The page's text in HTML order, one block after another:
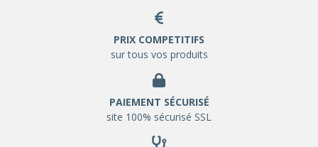
PRIX COMPETITIFS
sur tous vos produits
PAIEMENT SÉCURISÉ
site 100% sécurisé SSL